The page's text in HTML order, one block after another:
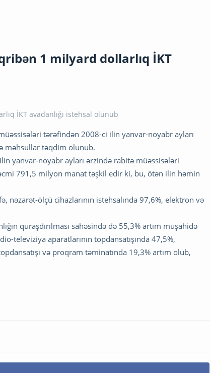
1 milyard dollarlıq İKT
tərəfindən 2008-ci ilin yanvar-noyabr ayları
məhsullar təqdim olunub.
yanvar-noyabr ayları ərzində rabitə müəssisələri
791,5 milyon manat təşkil edir ki, bu, ötən ilin həmin
nəzarət-ölçü cihazlarının istehsalında 97,6%, elektron və
quraşdırılması sahəsində də 55,3% artım müşahidə
televiziya aparatlarının topdansatışında 47,5%,
və proqram təminatında 19,3% artım olub,